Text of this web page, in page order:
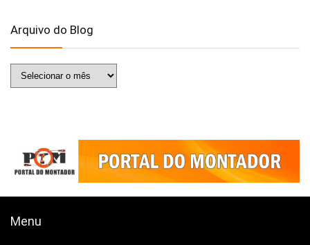
Arquivo do Blog
Arquivo
do
Menu